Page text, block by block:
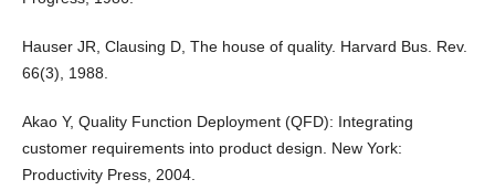
Hauser JR, Clausing D, The house of quality. Harvard Bus. Rev.
66(3), 1988.
Akao Y, Quality Function Deployment (QFD): Integrating
customer requirements into product design. New York:
Productivity Press, 2004.